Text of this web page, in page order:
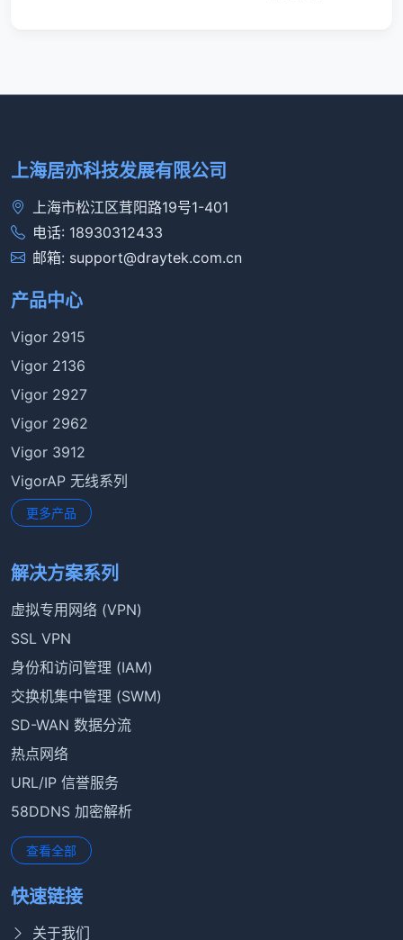
上海居亦科技发展有限公司
上海市松江区茸阳路19号1-401
电话: 18930312433
邮箱: support@draytek.com.cn
产品中心
Vigor 2915
Vigor 2136
Vigor 2927
Vigor 2962
Vigor 3912
VigorAP 无线系列
更多产品
解决方案系列
虚拟专用网络 (VPN)
SSL VPN
身份和访问管理 (IAM)
交换机集中管理 (SWM)
SD-WAN 数据分流
热点网络
URL/IP 信誉服务
58DDNS 加密解析
查看全部
快速链接
关于我们